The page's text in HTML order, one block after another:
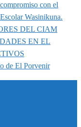
con el
Wasinikuna.
DEL CIAM
EN EL
de El Porvenir